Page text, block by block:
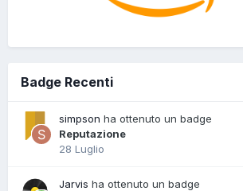
Badge Recenti
simpson ha ottenuto un badge
Reputazione
28 Luglio
Jarvis ha ottenuto un badge